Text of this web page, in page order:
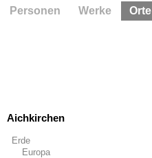
Aichkirchen
Erde
Europa
Personen Werke Orte